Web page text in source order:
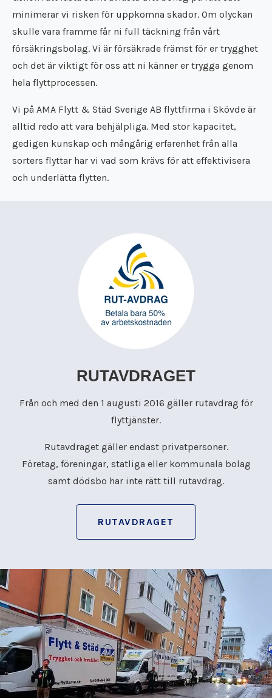
Flyttfirma Västerås
Flyttfirma Vingåker
minimerar vi risken för uppkomna skador. Om olyckan
skulle vara framme får ni full täckning från vårt
försäkringsbolag. Vi är försäkrade främst för er trygghet
och det är viktigt för oss att ni känner er trygga genom
hela flyttprocessen.
Vi på AMA Flytt & Städ Sverige AB flyttfirma i Skövde är
alltid redo att vara behjälpliga. Med stor kapacitet,
gedigen kunskap och mångårig erfarenhet från alla
sorters flyttar har vi vad som krävs för att effektivisera
och underlätta flytten.
RUTAVDRAGET
Från och med den 1 augusti 2016 gäller rutavdrag för
flyttjänster.
Rutavdraget gäller endast privatpersoner.
Företag, föreningar, statliga eller kommunala bolag
samt dödsbo har inte rätt till rutavdrag.
RUTAVDRAGET